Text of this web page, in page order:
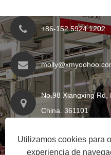
+86-152 5924 1202
No.98 Xiangxing Rd,
China. 361101
Copyright © 2024 Xiamen
Utilizamos cookies para
experiencia de